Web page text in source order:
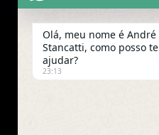
Olá, meu nome é André
Stancatti, como posso te
ajudar?
23:13